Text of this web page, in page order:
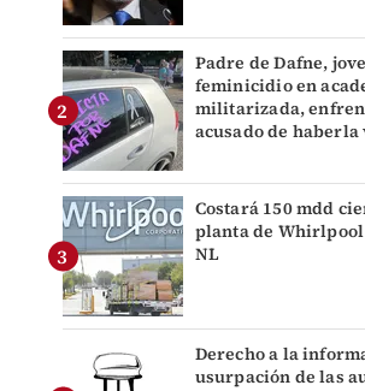
Padre de Dafne,
feminicidio en
militarizada,
acusado de haberla
Costará 150 mdd
planta de Whirlpool
NL
Derecho a la
usurpación de las